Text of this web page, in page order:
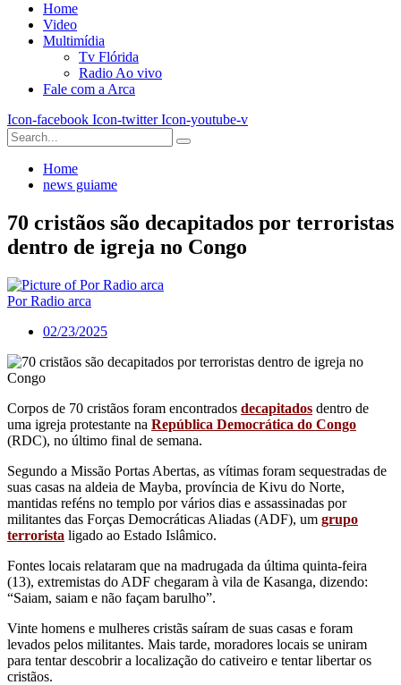
Home
Video
Multimídia
Tv Flórida
Radio Ao vivo
Fale com a Arca
Icon-facebook Icon-twitter Icon-youtube-v
Home
news guiame
70 cristãos são decapitados por terroristas
dentro de igreja no Congo
Por Radio arca
02/23/2025
Corpos de 70 cristãos foram encontrados decapitados dentro de
uma igreja protestante na República Democrática do Congo
(RDC), no último final de semana.
Segundo a Missão Portas Abertas, as vítimas foram sequestradas de
suas casas na aldeia de Mayba, província de Kivu do Norte,
mantidas reféns no templo por vários dias e assassinadas por
militantes das Forças Democráticas Aliadas (ADF), um grupo
terrorista ligado ao Estado Islâmico.
Fontes locais relataram que na madrugada da última quinta-feira
(13), extremistas do ADF chegaram à vila de Kasanga, dizendo:
“Saiam, saiam e não façam barulho”.
Vinte homens e mulheres cristãs saíram de suas casas e foram
levados pelos militantes. Mais tarde, moradores locais se uniram
para tentar descobrir a localização do cativeiro e tentar libertar os
cristãos.